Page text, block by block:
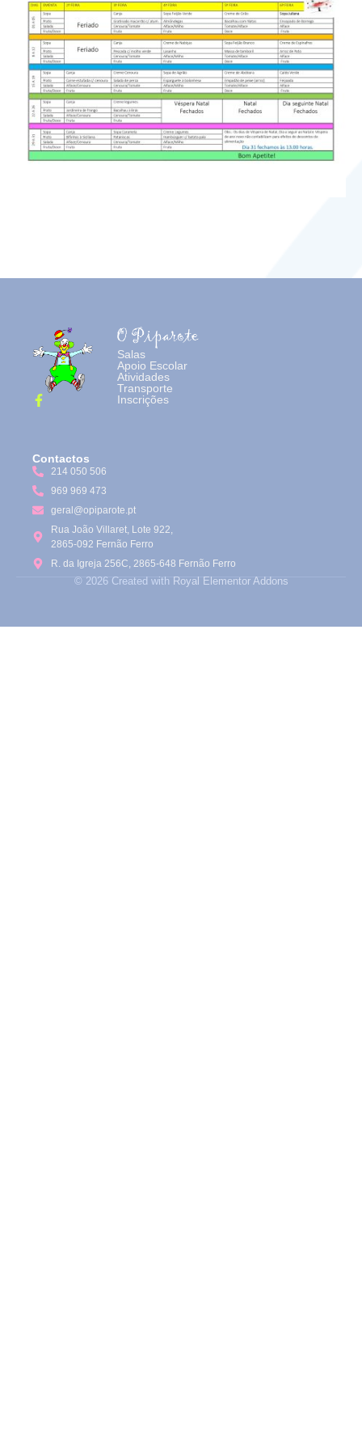
Salas
Apoio Escolar
Atividades
Transporte
Inscrições
Contactos
214 050 506
969 969 473
geral@opiparote.pt
Rua João Villaret, Lote 922,
2865-092 Fernão Ferro
R. da Igreja 256C, 2865-648 Fernão Ferro
© 2026 Created with Royal Elementor Addons